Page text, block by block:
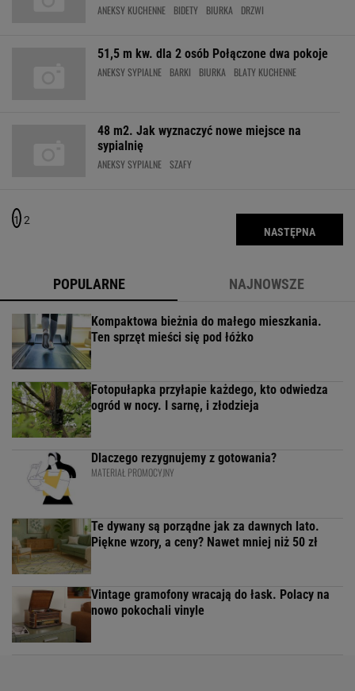
ANEKSY KUCHENNE BIDETY BIURKA DRZWI
51,5 m kw. dla 2 osób Połączone dwa pokoje
ANEKSY SYPIALNE BARKI BIURKA BLATY KUCHENNE
48 m2. Jak wyznaczyć nowe miejsce na
sypialnię
ANEKSY SYPIALNE SZAFY
1 2
NASTĘPNA
POPULARNE NAJNOWSZE
Kompaktowa bieżnia do małego mieszkania.
Ten sprzęt mieści się pod łóżko
Fotopułapka przyłapie każdego, kto odwiedza
ogród w nocy. I sarnę, i złodzieja
Dlaczego rezygnujemy z gotowania?
MATERIAŁ PROMOCYJNY
Te dywany są porządne jak za dawnych lato.
Piękne wzory, a ceny? Nawet mniej niż 50 zł
Vintage gramofony wracają do łask. Polacy na
nowo pokochali vinyle